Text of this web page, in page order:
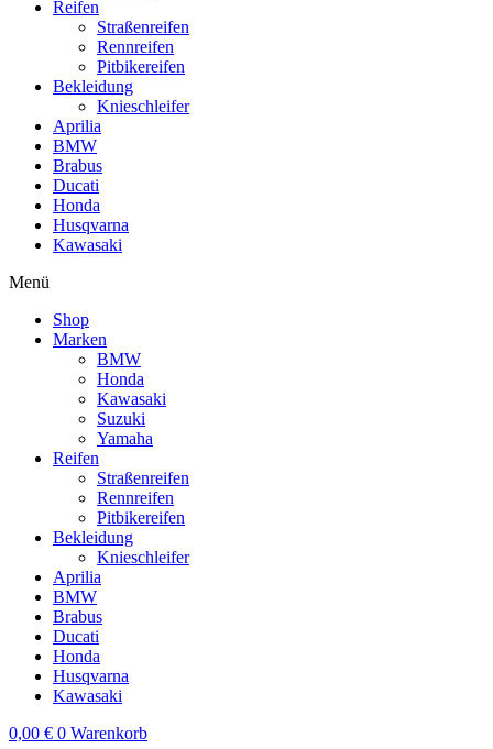
Reifen
Straßenreifen
Rennreifen
Pitbikereifen
Bekleidung
Knieschleifer
Aprilia
BMW
Brabus
Ducati
Honda
Husqvarna
Kawasaki
Menü
Shop
Marken
BMW
Honda
Kawasaki
Suzuki
Yamaha
Reifen
Straßenreifen
Rennreifen
Pitbikereifen
Bekleidung
Knieschleifer
Aprilia
BMW
Brabus
Ducati
Honda
Husqvarna
Kawasaki
0,00 € 0 Warenkorb